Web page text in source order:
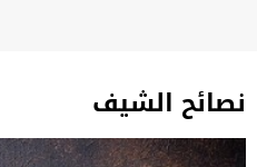
نصائح الشيف